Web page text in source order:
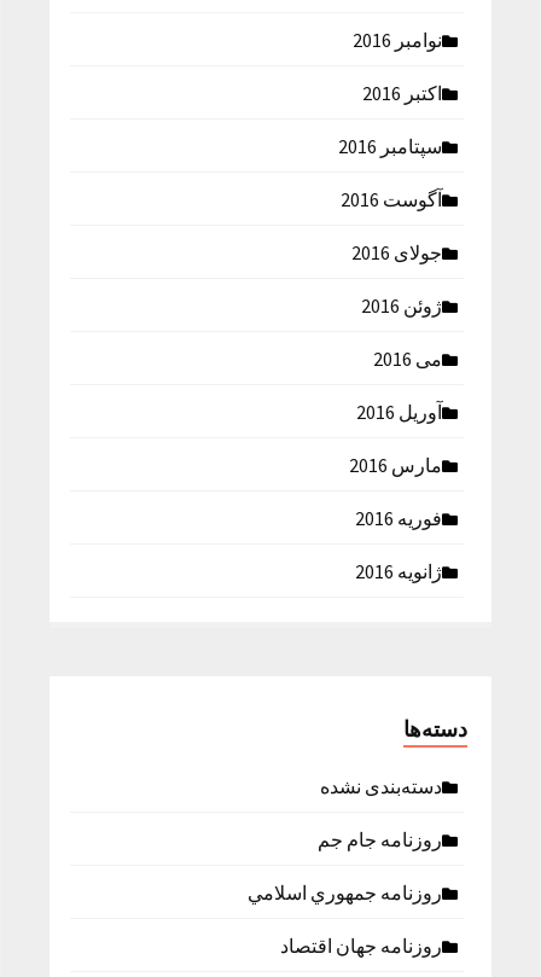
نوامبر 2016
اکتبر 2016
سپتامبر 2016
آگوست 2016
جولای 2016
ژوئن 2016
می 2016
آوریل 2016
مارس 2016
فوریه 2016
ژانویه 2016
دسته‌ها
دسته‌بندی نشده
روزنامه جام جم
روزنامه جمهوري اسلامي
روزنامه جهان اقتصاد